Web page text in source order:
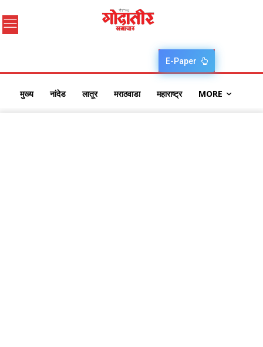
E-Paper
मुख्य नांदेड लातूर मराठवाडा महाराष्ट्र MORE